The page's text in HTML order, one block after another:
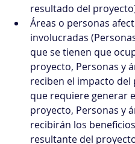
resultado del
Áreas o personas
involucradas
que se tienen que
proyecto, Personas y
reciben el impacto del
que requiere generar
proyecto, Personas y
recibirán los
resultante del